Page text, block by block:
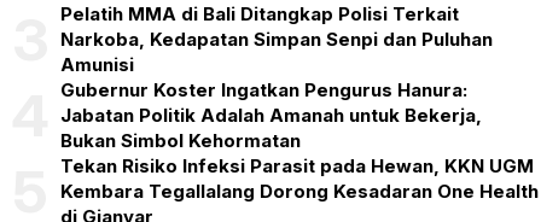
Pelatih MMA di Bali Ditangkap Polisi Terkait
Narkoba, Kedapatan Simpan Senpi dan Puluhan
Amunisi
Gubernur Koster Ingatkan Pengurus Hanura:
Jabatan Politik Adalah Amanah untuk Bekerja,
Bukan Simbol Kehormatan
Tekan Risiko Infeksi Parasit pada Hewan, KKN UGM
Kembara Tegallalang Dorong Kesadaran One Health
di Gianyar